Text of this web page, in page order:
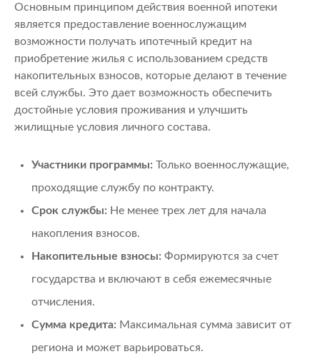
Основным принципом действия военной ипотеки
является предоставление военнослужащим
возможности получать ипотечный кредит на
приобретение жилья с использованием средств
накопительных взносов, которые делают в течение
всей службы. Это дает возможность обеспечить
достойные условия проживания и улучшить
жилищные условия личного состава.
Участники программы: Только военнослужащие,
проходящие службу по контракту.
Срок службы: Не менее трех лет для начала
накопления взносов.
Накопительные взносы: Формируются за счет
государства и включают в себя ежемесячные
отчисления.
Сумма кредита: Максимальная сумма зависит от
региона и может варьироваться.